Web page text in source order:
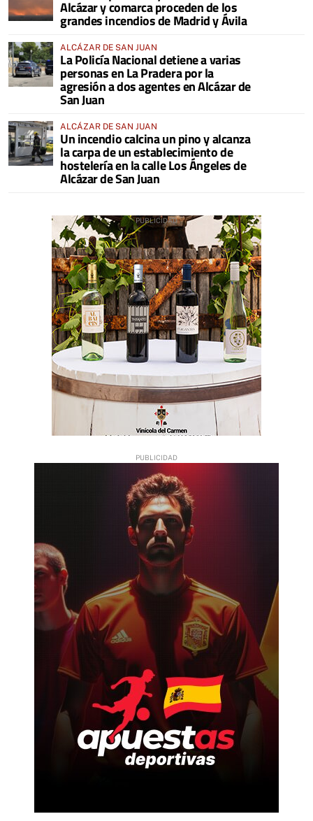
Alcázar y comarca proceden de los
grandes incendios de Madrid y Ávila
ALCÁZAR DE SAN JUAN
La Policía Nacional detiene a varias
personas en La Pradera por la
agresión a dos agentes en Alcázar de
San Juan
ALCÁZAR DE SAN JUAN
Un incendio calcina un pino y alcanza
la carpa de un establecimiento de
hostelería en la calle Los Ángeles de
Alcázar de San Juan